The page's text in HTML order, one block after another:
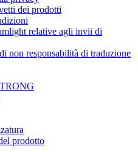
dei prodotti
relative agli invii di
non responsabilità di traduzione
prodotto